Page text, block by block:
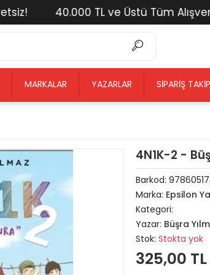
40.000 TL ve Üstü Tüm
MARKALAR YAZARLAR SIPARIŞ TAKIP
4N1K-2 -
Barkod:
Marka: Epsilon
Kategori:
Yazar: Büşra
Stok: Stokta yok
325,00 TL